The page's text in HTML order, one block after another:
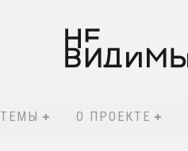
ТЕМЫ О ПРОЕКТЕ